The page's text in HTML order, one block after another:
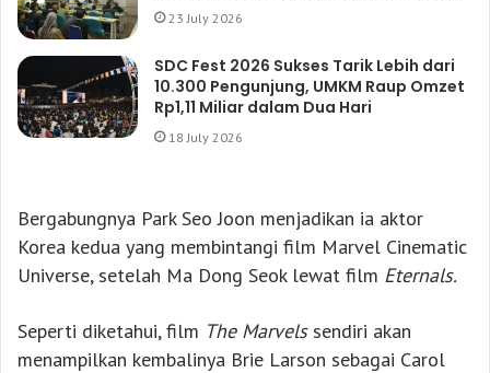
23 July 2026
SDC Fest 2026 Sukses Tarik Lebih dari
10.300 Pengunjung, UMKM Raup Omzet
Rp1,11 Miliar dalam Dua Hari
18 July 2026
Bergabungnya Park Seo Joon menjadikan ia aktor
Korea kedua yang membintangi film Marvel Cinematic
Universe, setelah Ma Dong Seok lewat film Eternals.
Seperti diketahui, film The Marvels sendiri akan
menampilkan kembalinya Brie Larson sebagai Carol